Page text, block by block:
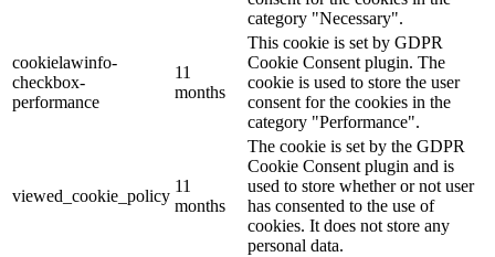
category "Necessary".
cookielawinfo-
checkbox-
performance
11
months
This cookie is set by GDPR
Cookie Consent plugin. The
cookie is used to store the user
consent for the cookies in the
category "Performance".
viewed_cookie_policy
11
months
The cookie is set by the GDPR
Cookie Consent plugin and is
used to store whether or not user
has consented to the use of
cookies. It does not store any
personal data.